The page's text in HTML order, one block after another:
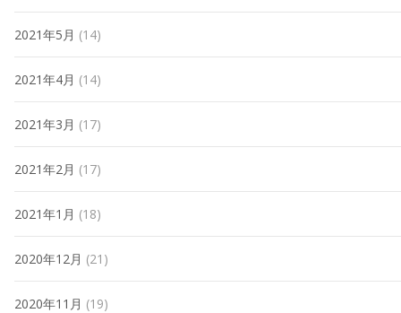
2021年5月 (14)
2021年4月 (14)
2021年3月 (17)
2021年2月 (17)
2021年1月 (18)
2020年12月 (21)
2020年11月 (19)